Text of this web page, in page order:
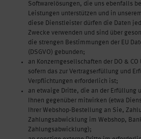
Softwarelösungen, die uns ebenfalls
Leistungen unterstützen und in
diese Dienstleister dürfen die Daten
Zwecke verwenden und sind über
die strengen Bestimmungen der EU
(DSGVO) gebunden;
an Konzerngesellschaften der DO &
sofern das zur Vertragserfüllung und
Verpflichtungen erforderlich ist;
an etwaige Dritte, die an der Erfüllung
Ihnen gegenüber mitwirken (etwa
Ihrer Webshop-Bestellung an Sie,
Zahlungsabwicklung im Webshop,
Zahlungsabwicklung);